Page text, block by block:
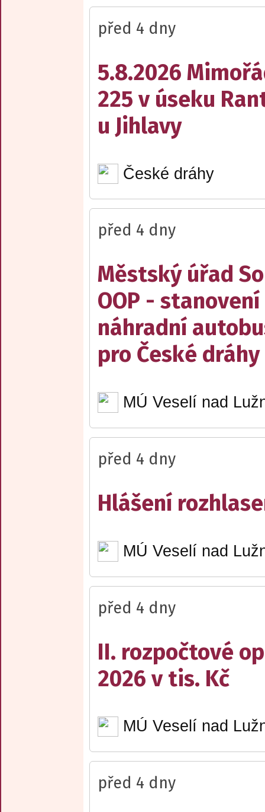
před 4 dny
5.8.2026
225 v úseku
u Jihlavy
České dráhy
před 4 dny
Městský úřad
OOP -
náhradní
pro České dráhy
MÚ Veselí nad
před 4 dny
Hlášení
MÚ Veselí nad
před 4 dny
II. rozpočtové
2026 v tis. Kč
MÚ Veselí nad
před 4 dny